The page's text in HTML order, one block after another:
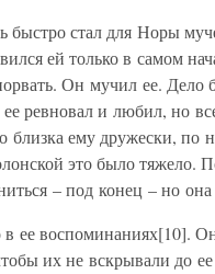
быстро стал для Норы
ей только в самом
Он мучил ее. Дело
ревновал и любил, но
близка ему дружески, по
это было тяжело.
– под конец – но она
в ее воспоминаниях[10].
их не вскрывали до